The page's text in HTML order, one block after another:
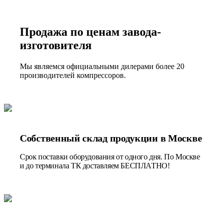
Продажа по ценам завода-
изготовителя
Мы являемся официальными дилерами более 20
производителей компрессоров.
Собственный склад продукции в Москве
Срок поставки оборудования от одного дня. По Москве
и до терминала ТК доставляем БЕСПЛАТНО!